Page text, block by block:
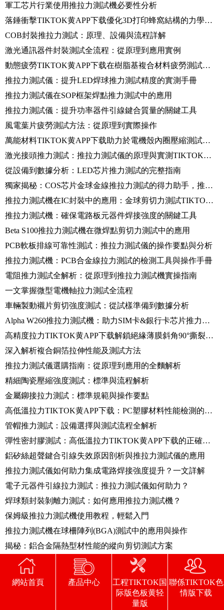
軍工芯片行業使用推拉力測試機必要性分析
落錘衝擊TIKTOK黄APP下载優化3D打印蜂窩結構的力學性能分析
COB封裝推拉力測試：原理、設備與流程詳解
激光通訊器件封裝測試全流程：從原理到應用實例
動態疲勞TIKTOK黄APP下载在樹脂基複合材料疲勞測試中的應用與操作
推拉力測試儀：提升LED焊球推力測試精度的實測手冊
推拉力測試儀在SOP框架焊點推力測試中的應用
推拉力測試儀：提升功率器件引線鍵合質量的關鍵工具
風電葉片疲勞測試方法：從原理到實際操作
萬能材料TIKTOK黄APP下载助力於電機殼內圈壓縮測試：步驟詳解
激光接頭推力測試：推拉力測試儀的原理與實測TIKTOK国际版色板黄轻量版分析
從設備到數據分析：LED芯片推力測試的完整指南
獨家揭秘：COS芯片金球金線推拉力測試的得力助手，推拉力測試儀
推拉力測試機在IC封裝中的應用：金球剪切力測試TIKTOK国际版色板黄轻量版分析
推拉力測試機：確保電路板元器件焊接強度的關鍵工具
Beta S100推拉力測試機在微焊點剪切力測試中的應用
PCB軟板排線可靠性測試：推拉力測試儀的操作要點與分析
推拉力測試機：PCB合金線拉力測試的檢測工具與操作手冊
電阻推力測試全解析：從原理到推拉力測試機實操指南
一文掌握微型電機軸拉力測試全流程
車輛製動襯片剪切強度測試：從試樣準備到數據分析
Alpha W260推拉力測試機：助力SIM卡&銀行卡芯片推力測試
高精度拉力TIKTOK黄APP下载解鎖絕緣薄膜斜角90°撕裂性能
深入解析複合銅箔拉伸性能及測試方法
推拉力測試儀選購指南：從原理到應用的全麵解析
精細陶瓷壓縮強度測試：標準與流程解析
金屬鉚接拉力測試：標準規範與操作要點
高低溫拉力TIKTOK黄APP下载：PC塑膠材料性能檢測的實用工具
管帽推力測試：設備選擇與測試流程全解析
彈性密封膠測試：高低溫拉力TIKTOK黄APP下载的正確打開方式
鋁矽絲超聲鍵合引線失效原因剖析與推拉力測試儀的應用
推拉力測試儀如何助力集成電路焊接強度提升？一文詳解
電子元器件引線拉力測試：推拉力測試儀如何助力？
焊球類封裝剝離力測試：如何應用推拉力測試機？
保姆級推拉力測試機使用教程，輕鬆入門
推拉力測試機在球柵陣列(BGA)測試中的應用與操作
揭秘：鋁合金隔熱型材性能的縱向剪切測試方案
從設備到結果：陶瓷纖維複絲高溫拉伸測試全程解析
推拉力測試機：元器件焊點推力測試的解決方案
如何進行氟矽橡膠高溫拉伸性能測試？設備與流程全解析
網站首頁 產品中心
工程TIKTOK国
际版色板黄轻
量版
聯係TIKTOK色
情版下载